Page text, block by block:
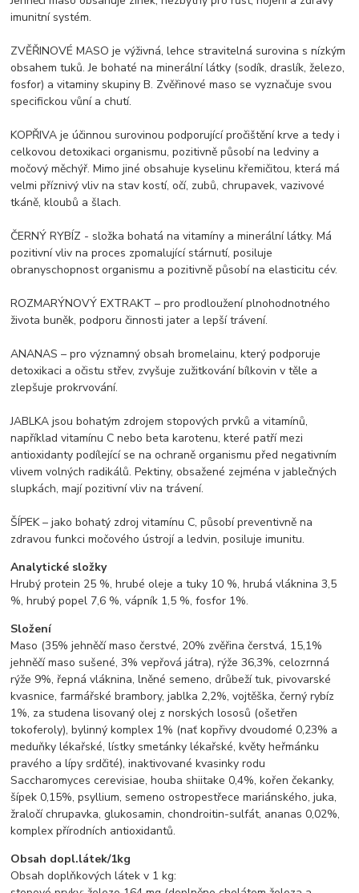
imunitní systém.
ZVĚŘINOVÉ MASO je výživná, lehce stravitelná surovina s nízkým
obsahem tuků. Je bohaté na minerální látky (sodík, draslík, železo,
fosfor) a vitaminy skupiny B. Zvěřinové maso se vyznačuje svou
specifickou vůní a chutí.
KOPŘIVA je účinnou surovinou podporující pročištění krve a tedy i
celkovou detoxikaci organismu, pozitivně působí na ledviny a
močový měchýř. Mimo jiné obsahuje kyselinu křemičitou, která má
velmi příznivý vliv na stav kostí, očí, zubů, chrupavek, vazivové
tkáně, kloubů a šlach.
ČERNÝ RYBÍZ - složka bohatá na vitamíny a minerální látky. Má
pozitivní vliv na proces zpomalující stárnutí, posiluje
obranyschopnost organismu a pozitivně působí na elasticitu cév.
ROZMARÝNOVÝ EXTRAKT – pro prodloužení plnohodnotného
života buněk, podporu činnosti jater a lepší trávení.
ANANAS – pro významný obsah bromelainu, který podporuje
detoxikaci a očistu střev, zvyšuje zužitkování bílkovin v těle a
zlepšuje prokrvování.
JABLKA jsou bohatým zdrojem stopových prvků a vitamínů,
například vitamínu C nebo beta karotenu, které patří mezi
antioxidanty podílející se na ochraně organismu před negativním
vlivem volných radikálů. Pektiny, obsažené zejména v jablečných
slupkách, mají pozitivní vliv na trávení.
ŠÍPEK – jako bohatý zdroj vitamínu C, působí preventivně na
zdravou funkci močového ústrojí a ledvin, posiluje imunitu.
Analytické složky
Hrubý protein 25 %, hrubé oleje a tuky 10 %, hrubá vláknina 3,5
%, hrubý popel 7,6 %, vápník 1,5 %, fosfor 1%.
Složení
Maso (35% jehněčí maso čerstvé, 20% zvěřina čerstvá, 15,1%
jehněčí maso sušené, 3% vepřová játra), rýže 36,3%, celozrnná
rýže 9%, řepná vláknina, lněné semeno, drůbeží tuk, pivovarské
kvasnice, farmářské brambory, jablka 2,2%, vojtěška, černý rybíz
1%, za studena lisovaný olej z norských lososů (ošetřen
tokoferoly), bylinný komplex 1% (nať kopřivy dvoudomé 0,23% a
meduňky lékařské, lístky smetánky lékařské, květy heřmánku
pravého a lípy srdčité), inaktivované kvasinky rodu
Saccharomyces cerevisiae, houba shiitake 0,4%, kořen čekanky,
šípek 0,15%, psyllium, semeno ostropestřece mariánského, juka,
žraločí chrupavka, glukosamin, chondroitin-sulfát, ananas 0,02%,
komplex přírodních antioxidantů.
Obsah dopl.látek/1kg
Obsah doplňkových látek v 1 kg: